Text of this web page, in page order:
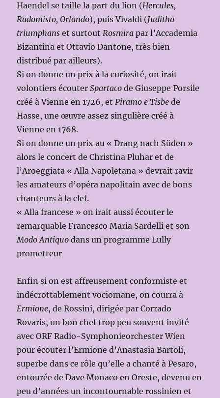
Haendel se taille la part du lion (Hercules,
Radamisto, Orlando), puis Vivaldi (Juditha
triumphans et surtoutRosmira par l’Accademia
Bizantina et Ottavio Dantone, très bien
distribué par ailleurs).
Si on donne un prix à la curiosité, on irait
volontiers écouterSpartaco de Giuseppe Porsile
créé à Vienne en 1726, etPiramo e Tisbe de
Hasse, une œuvre assez singulière créé à
Vienne en 1768.
Si on donne un prix au « Drang nach Süden »
alors le concert de Christina Pluhar et de
l’Aroeggiata « Alla Napoletana » devrait ravir
les amateurs d’opéra napolitain avec de bons
chanteurs à la clef.
« Alla francese » on irait aussi écouter le
remarquable Francesco Maria Sardelli et son
Modo Antiquodans un programme Lully
prometteur
Enfin si on est affreusement conformiste et
indécrottablement vociomane, on courra à
Ermione, de Rossini, dirigée par Corrado
Rovaris, un bon chef trop peu souvent invité
avec ORF Radio-Symphonieorchester Wien
pour écouter l’Ermione d’Anastasia Bartoli,
superbe dans ce rôle qu’elle a chanté à Pesaro,
entourée de Dave Monaco en Oreste, devenu en
peu d’années un incontournable rossinien et